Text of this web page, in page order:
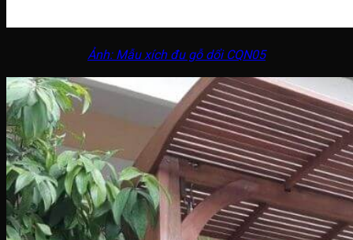
Ảnh: Mẫu xích đu gỗ dổi CQN05